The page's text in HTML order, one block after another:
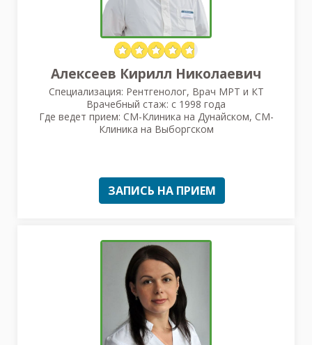
Алексеев Кирилл Николаевич
Специализация: Рентгенолог, Врач МРТ и КТ
Врачебный стаж: с 1998 года
Где ведет прием: СМ-Клиника на Дунайском, СМ-
Клиника на Выборгском
ЗАПИСЬ НА ПРИЕМ